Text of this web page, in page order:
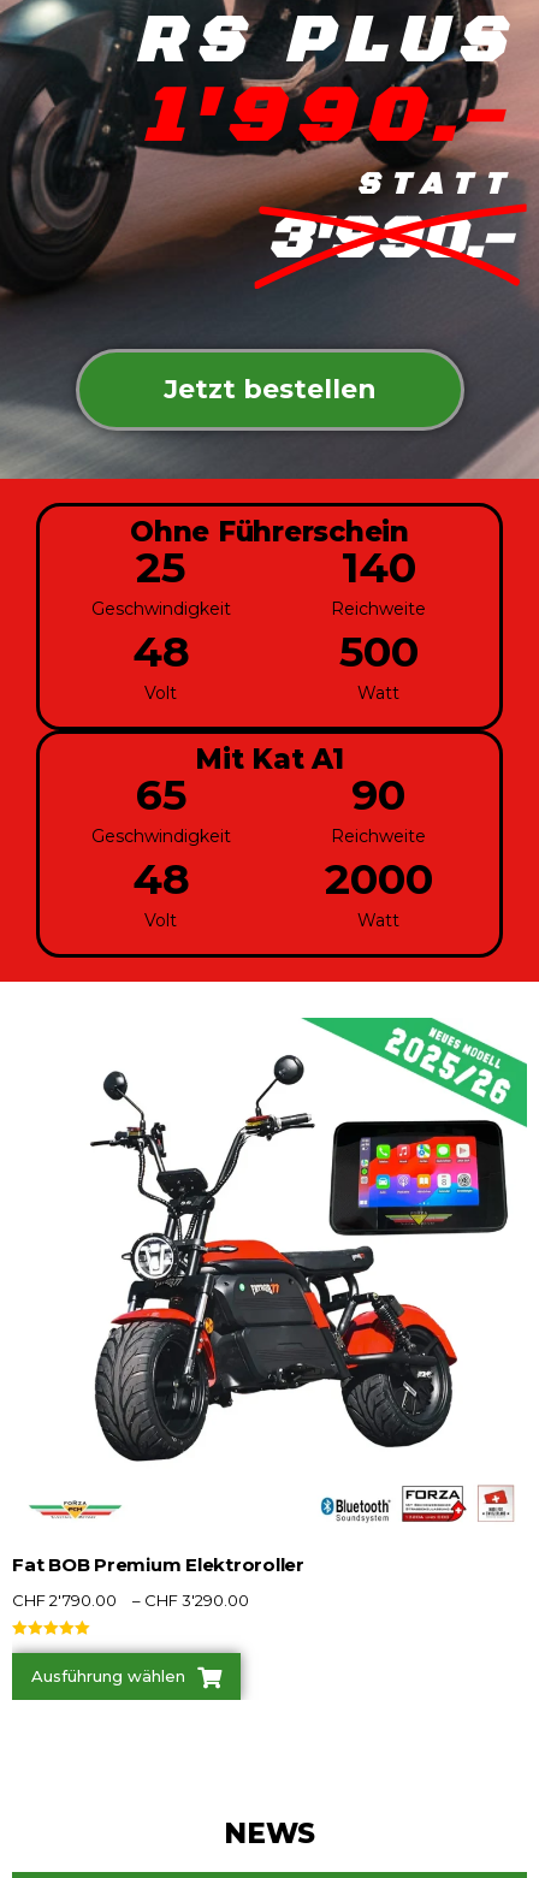
RS PLUS
1'990.-
STATT
3'990.-
Jetzt bestellen
Ohne Führerschein
Geschwindigkeit
25
Reichweite
140
Volt
48
Watt
500
Mit Kat A1
Geschwindigkeit
65
Reichweite
90
Volt
48
Watt
2000
Fat BOB Premium Elektroroller
CHF2'790.00 – CHF3'290.00
Bewertet mit
Ausführung wählen
NEWS